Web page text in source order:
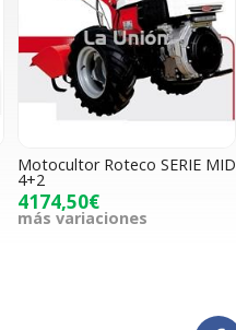
Motocultor Roteco SERIE MID
4+2
4174,50€
más variaciones